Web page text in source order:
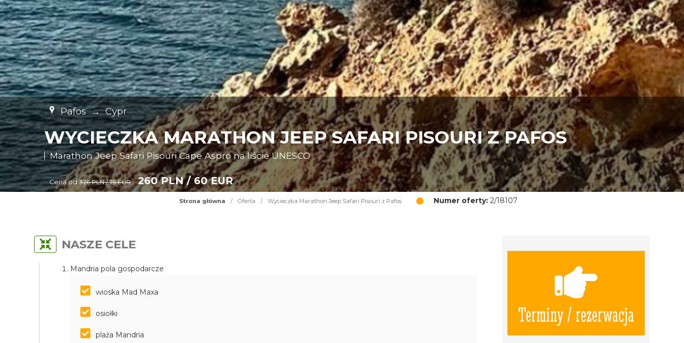
Pafos → Cypr
WYCIECZKA MARATHON JEEP SAFARI PISOURI Z PAFOS
Marathon Jeep Safari Pisouri Cape Aspro na liście UNESCO
Cena od 326 PLN / 75 EUR 260 PLN / 60 EUR
Strona główna / Oferta / Wycieczka Marathon Jeep Safari Pisouri z Pafos Numer oferty: 2/18107
Terminy / rezerwacja
NASZE CELE
Mandria pola gospodarcze
wioska Mad Maxa
osiołki
plaża Mandria